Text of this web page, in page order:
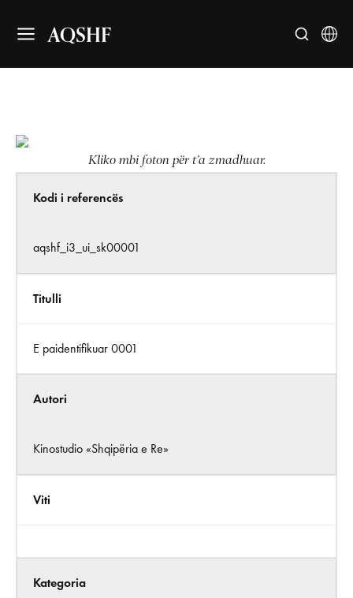
AQSHF
Kliko mbi foton për t’a zmadhuar.
Kodi i referencës
aqshf_i3_ui_sk00001
Titulli
E paidentifikuar 0001
Autori
Kinostudio «Shqipëria e Re»
Viti
Kategoria